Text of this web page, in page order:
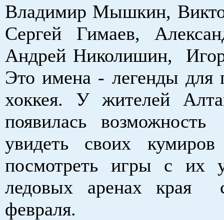
Владимир Мышкин,
Сергей Гимаев,
Андрей Николишин,
Это имена - легенды для
хоккея. У жителей
появилась
увидеть своих
посмотреть игры с их
ледовых аренах
февраля.